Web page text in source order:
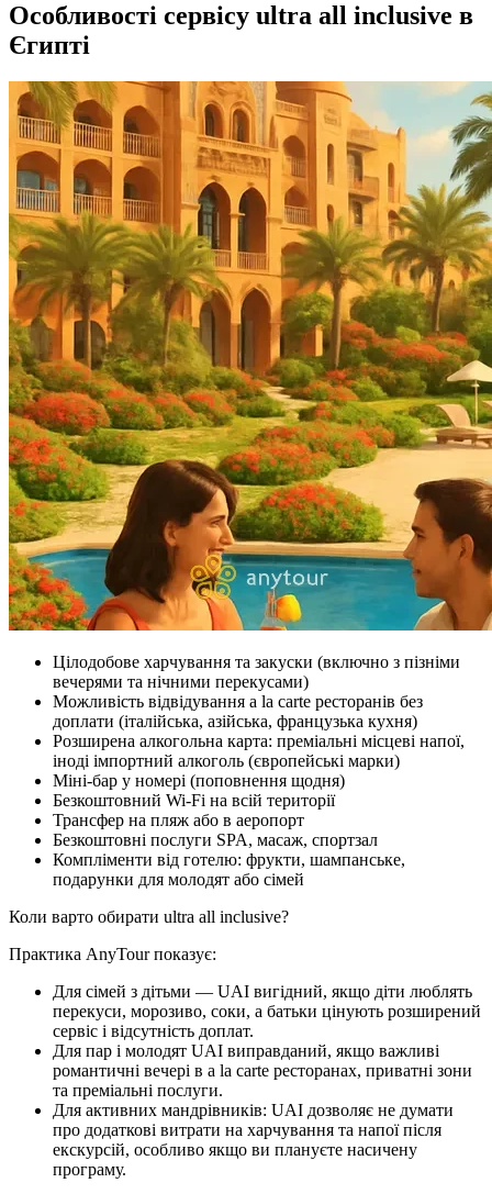
Особливості сервісу ultra all inclusive в
Єгипті
Цілодобове харчування та закуски (включно з пізніми
вечерями та нічними перекусами)
Можливість відвідування a la carte ресторанів без
доплати (італійська, азійська, французька кухня)
Розширена алкогольна карта: преміальні місцеві напої,
іноді імпортний алкоголь (європейські марки)
Міні-бар у номері (поповнення щодня)
Безкоштовний Wi‑Fi на всій території
Трансфер на пляж або в аеропорт
Безкоштовні послуги SPA, масаж, спортзал
Компліменти від готелю: фрукти, шампанське,
подарунки для молодят або сімей
Коли варто обирати ultra all inclusive?
Практика AnyTour показує:
Для сімей з дітьми — UAI вигідний, якщо діти люблять
перекуси, морозиво, соки, а батьки цінують розширений
сервіс і відсутність доплат.
Для пар і молодят UAI виправданий, якщо важливі
романтичні вечері в a la carte ресторанах, приватні зони
та преміальні послуги.
Для активних мандрівників: UAI дозволяє не думати
про додаткові витрати на харчування та напої після
екскурсій, особливо якщо ви плануєте насичену
програму.